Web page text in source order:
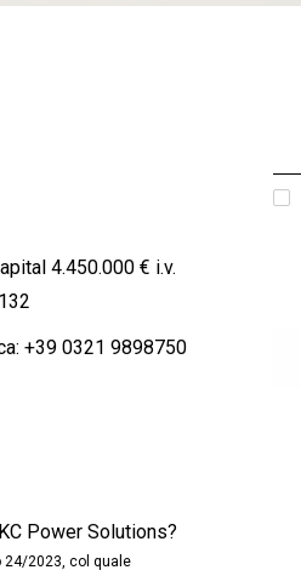
4.450.000 € i.v.
+39 0321 9898750
Power Solutions?
24/2023, col quale